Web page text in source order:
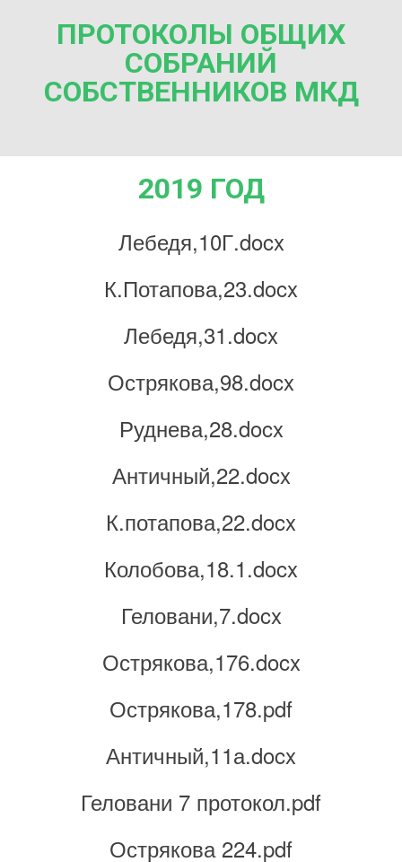
ПРОТОКОЛЫ ОБЩИХ
СОБРАНИЙ
СОБСТВЕННИКОВ МКД
2019 ГОД
Лебедя,10Г.docx
К.Потапова,23.docx
Лебедя,31.docx
Острякова,98.docx
Руднева,28.docx
Античный,22.docx
К.потапова,22.docx
Колобова,18.1.docx
Геловани,7.docx
Острякова,176.docx
Острякова,178.pdf
Античный,11а.docx
Геловани 7 протокол.pdf
Острякова 224.pdf